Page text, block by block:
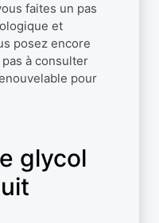
faites un pas
et
posez encore
à consulter
pour
glycol